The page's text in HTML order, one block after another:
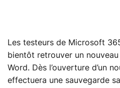
Les testeurs de Microsoft
bientôt retrouver un
Word. Dès l’ouverture d’un
effectuera une sauvegarde